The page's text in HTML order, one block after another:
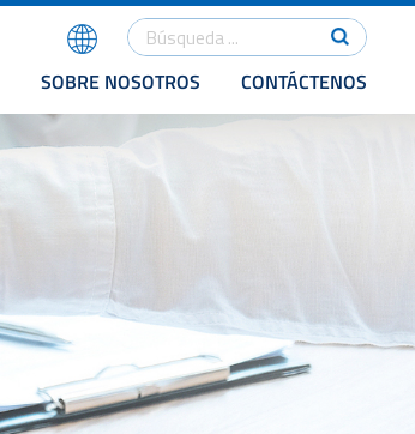
SOBRE NOSOTROS CONTÁCTENOS